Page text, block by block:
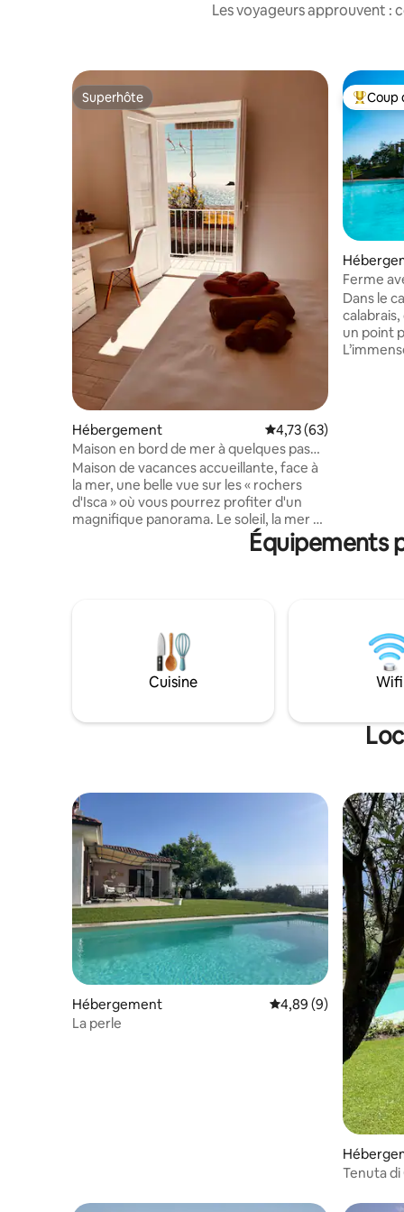
Les voyageurs approuvent :
Superhôte
Superhôte
Hébergement Évaluation moyenne
4,73 (63)
Maison en bord de mer à quelques pas
du centre.
Maison de vacances accueillante, face à
la mer, une belle vue sur les « rochers
d'Isca » où vous pourrez profiter d'un
magnifique panorama. Le soleil, la mer et
la nature sont le bon mélange pour un
séjour de détente. Dans les environs
voyageurs d'affaires. Les pièces,
récemment rénovées, présentent un
design contemporain,doté de tout le
confort et d'un espace de détente
Coups
Coup
Ferme
Dans le
un point
Équipements
Cuisine Wifi
Hébergement Évaluation moyenne
4,89 (9)
La perle
Tenuta